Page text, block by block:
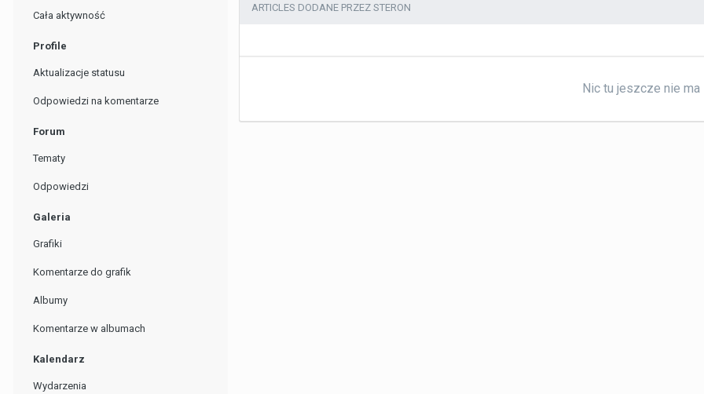
Cała aktywność
Profile
Aktualizacje statusu
Odpowiedzi na komentarze
Forum
Tematy
Odpowiedzi
Galeria
Grafiki
Komentarze do grafik
Albumy
Komentarze w albumach
Kalendarz
Wydarzenia
ARTICLES DODANE PRZEZ STERON
Nic tu jeszcze nie ma